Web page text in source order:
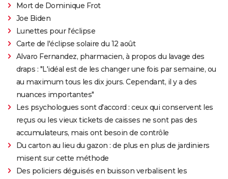
Mort de Dominique Frot
Joe Biden
Lunettes pour l'éclipse
Carte de l'éclipse solaire du 12 août
Alvaro Fernandez, pharmacien, à propos du lavage des
draps : "L'idéal est de les changer une fois par semaine, ou
au maximum tous les dix jours. Cependant, il y a des
nuances importantes"
Les psychologues sont d'accord : ceux qui conservent les
reçus ou les vieux tickets de caisses ne sont pas des
accumulateurs, mais ont besoin de contrôle
Du carton au lieu du gazon : de plus en plus de jardiniers
misent sur cette méthode
Des policiers déguisés en buisson verbalisent les